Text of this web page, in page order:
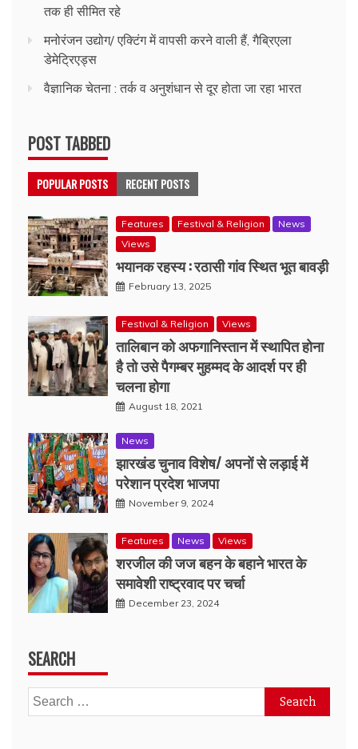
तक ही सीमित रहे
मनोरंजन उद्योग/ एक्टिंग में वापसी करने वाली हैं, गैब्रिएला
डेमेट्रिएड्स
वैज्ञानिक चेतना : तर्क व अनुशंधान से दूर होता जा रहा भारत
POST TABBED
POPULAR POSTS RECENT POSTS
Features Festival & Religion
News
Views
भयानक रहस्य : रठासी गांव स्थित भूत बावड़ी
February 13, 2025
Festival & Religion Views
तालिबान को अफगानिस्तान में स्थापित होना
है तो उसे पैगम्बर मुहम्मद के आदर्श पर ही
चलना होगा
August 18, 2021
News
झारखंड चुनाव विशेष/ अपनों से लड़ाई में
परेशान प्रदेश भाजपा
November 9, 2024
Features News Views
शरजील की जज बहन के बहाने भारत के
समावेशी राष्ट्रवाद पर चर्चा
December 23, 2024
SEARCH
Search
for: